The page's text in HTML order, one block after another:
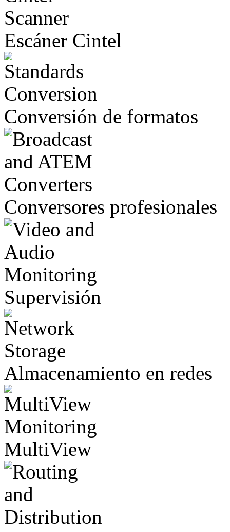
Escáner Cintel
Conversión de formatos
Conversores profesionales
Supervisión
Almacenamiento en redes
MultiView